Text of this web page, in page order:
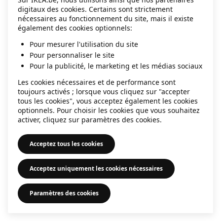
information).
digitaux des cookies. Certains sont strictement
nécessaires au fonctionnement du site, mais il existe
également des cookies optionnels:
Pour mesurer l'utilisation du site
Pour personnaliser le site
Pour la publicité, le marketing et les médias sociaux
Les cookies nécessaires et de performance sont
toujours activés ; lorsque vous cliquez sur "accepter
tous les cookies", vous acceptez également les cookies
optionnels. Pour choisir les cookies que vous souhaitez
activer, cliquez sur paramètres des cookies.
Acceptez tous les cookies
Acceptez uniquement les cookies nécessaires
Paramètres des cookies